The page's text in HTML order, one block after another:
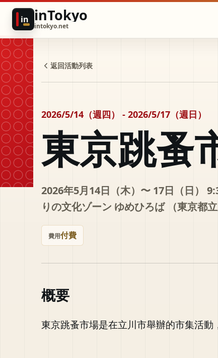
in inTokyo
intokyo.net
返回活動列表
2026/5/14（週四） - 2026/5/17（週日）
東京跳蚤
2026年5月14日（木）〜 17日（日）
りの文化ゾーン ゆめひろば （東京都立
費用付費
概要
東京跳蚤市場是在立川市舉辦的市集活動